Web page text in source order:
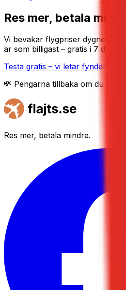
Res mer, betala mindre
Vi bevakar flygpriser dygnet
är som billigast – gratis i 7 dagar.
Testa gratis – vi letar fynden åt dig
💸 Pengarna tillbaka om du inte
Res mer, betala mindre.